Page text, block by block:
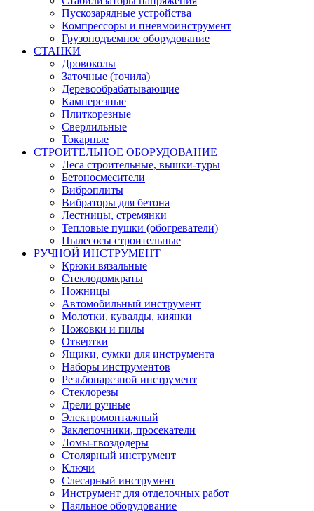
Пускозарядные устройства
Компрессоры и пневмоинструмент
Грузоподъемное оборудование
СТАНКИ
Дровоколы
Заточные (точила)
Деревообрабатывающие
Камнерезные
Плиткорезные
Сверлильные
Токарные
СТРОИТЕЛЬНОЕ ОБОРУДОВАНИЕ
Леса строительные, вышки-туры
Бетоносмесители
Виброплиты
Вибраторы для бетона
Лестницы, стремянки
Тепловые пушки (обогреватели)
Пылесосы строительные
РУЧНОЙ ИНСТРУМЕНТ
Крюки вязальные
Стеклодомкраты
Ножницы
Автомобильный инструмент
Молотки, кувалды, киянки
Ножовки и пилы
Отвертки
Ящики, сумки для инструмента
Наборы инструментов
Резьбонарезной инструмент
Стеклорезы
Дрели ручные
Электромонтажный
Заклепочники, просекатели
Ломы-гвоздодеры
Столярный инструмент
Ключи
Слесарный инструмент
Инструмент для отделочных работ
Паяльное оборудование